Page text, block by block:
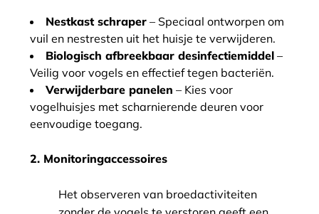
Nestkast schraper – Speciaal ontworpen om
vuil en nestresten uit het huisje te verwijderen.
Biologisch afbreekbaar desinfectiemiddel –
Veilig voor vogels en effectief tegen bacteriën.
Verwijderbare panelen – Kies voor
vogelhuisjes met scharnierende deuren voor
eenvoudige toegang.
2. Monitoringaccessoires
Het observeren van broedactiviteiten